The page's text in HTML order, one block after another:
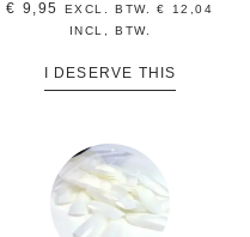
€ 9,95 EXCL. BTW.€
12,04
INCL, BTW.
I DESERVE THIS